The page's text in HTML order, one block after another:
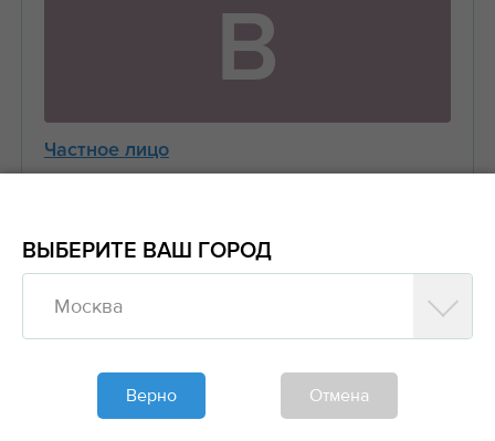
В
Частное лицо
+7 (916) 656-XX-XX
Предложить заказ
Моя спецтехника
ВЫБЕРИТЕ ВАШ ГОРОД
Москва
Верно Отмена